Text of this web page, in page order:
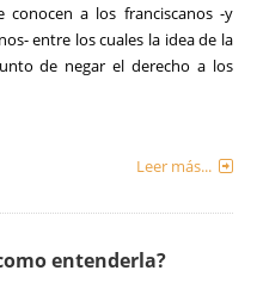
a los franciscanos -y
entre los cuales la idea de la
de negar el derecho a los
Leer más...
entenderla?